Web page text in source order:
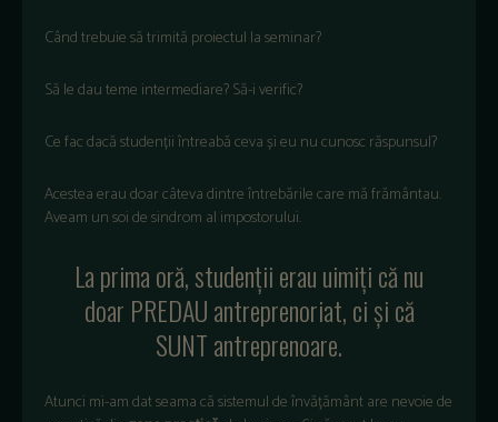
Când trebuie să trimită proiectul la seminar?
Să le dau teme intermediare? Să-i verific?
Ce fac dacă studenții întreabă ceva și eu nu cunosc răspunsul?
Acestea erau doar câteva dintre întrebările care mă frământau.
Aveam un soi de sindrom al impostorului.
La prima oră, studenții erau uimiți că nu
doar PREDAU antreprenoriat, ci și că
SUNT antreprenoare.
Atunci mi-am dat seama că sistemul de învățământ are nevoie de